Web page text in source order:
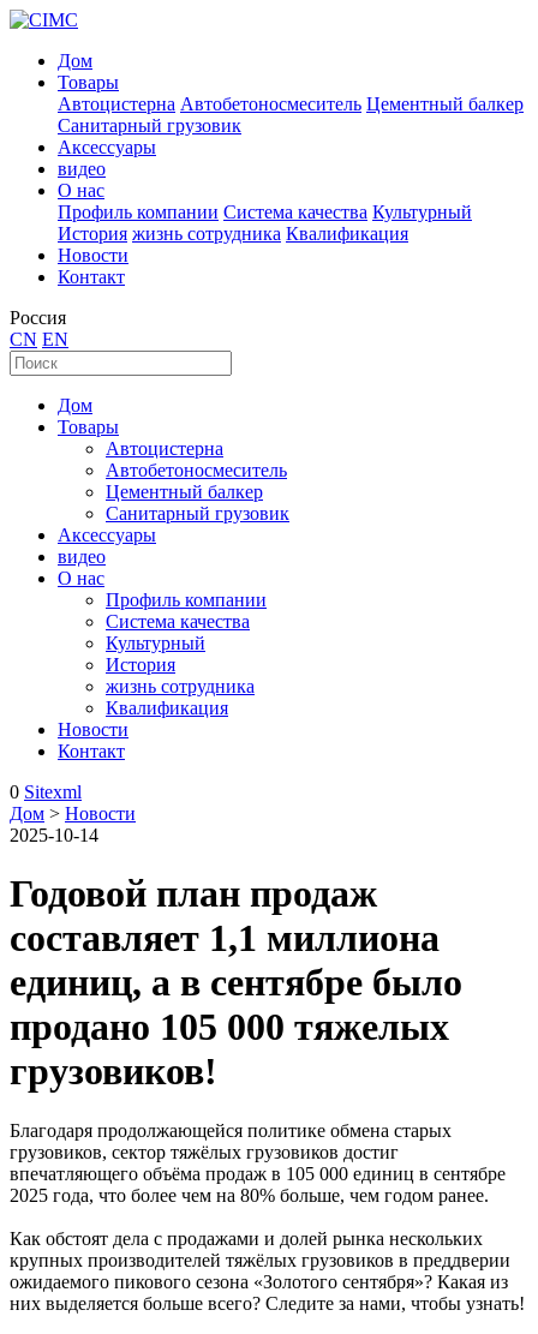
Дом
Товары
Автоцистерна Автобетоносмеситель Цементный балкер
Санитарный грузовик
Аксессуары
видео
О нас
Профиль компании Система качества Культурный
История жизнь сотрудника Квалификация
Новости
Контакт
Россия
CN EN
Дом
Товары
Автоцистерна
Автобетоносмеситель
Цементный балкер
Санитарный грузовик
Аксессуары
видео
О нас
Профиль компании
Система качества
Культурный
История
жизнь сотрудника
Квалификация
Новости
Контакт
0 Sitexml
Дом > Новости
2025-10-14
Годовой план продаж
составляет 1,1 миллиона
единиц, а в сентябре было
продано 105 000 тяжелых
грузовиков!
Благодаря продолжающейся политике обмена старых
грузовиков, сектор тяжёлых грузовиков достиг
впечатляющего объёма продаж в 105 000 единиц в сентябре
2025 года, что более чем на 80% больше, чем годом ранее.
Как обстоят дела с продажами и долей рынка нескольких
крупных производителей тяжёлых грузовиков в преддверии
ожидаемого пикового сезона «Золотого сентября»? Какая из
них выделяется больше всего? Следите за нами, чтобы узнать!